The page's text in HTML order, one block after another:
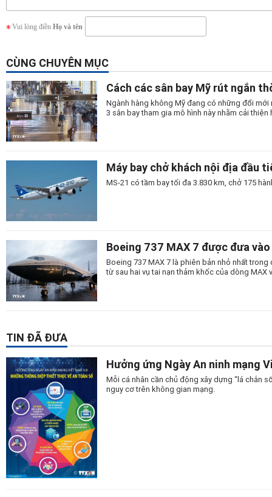
Vui lòng điền Họ và tên
CÙNG CHUYÊN MỤC
Cách các sân bay Mỹ rút ngắn
Ngành hàng không Mỹ đang có những đổi
3 sân bay tham gia mô hình này nhằm cải thiện
Máy bay chở khách nội địa đầu
MS-21 có tầm bay tối đa 3.830 km, chở 175
Boeing 737 MAX 7 được đưa
Boeing 737 MAX 7 là phiên bản nhỏ nhất
từ sau hai vụ tai nạn thảm khốc của dòng MAX
TIN ĐÃ ĐƯA
Hưởng ứng Ngày An ninh mạng
Mỗi cá nhân cần chủ động xây dựng “lá chắn
nguy cơ trên không gian mạng.